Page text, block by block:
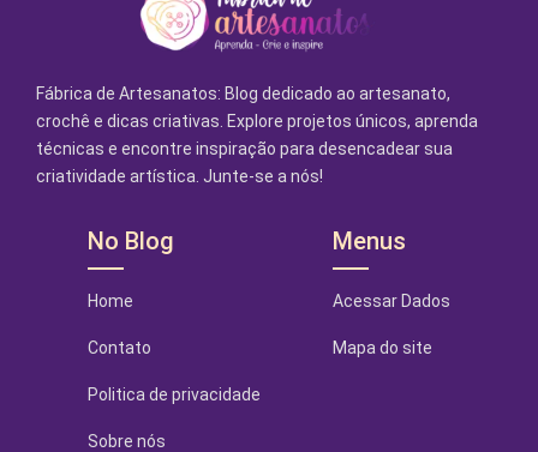
Fábrica de Artesanatos: Blog dedicado ao artesanato,
crochê e dicas criativas. Explore projetos únicos, aprenda
técnicas e encontre inspiração para desencadear sua
criatividade artística. Junte-se a nós!
No Blog
Home
Contato
Politica de privacidade
Sobre nós
Menus
Acessar Dados
Mapa do site